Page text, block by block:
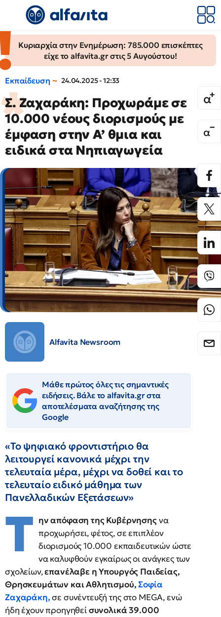
Κυριαρχία στην Ενημέρωση: 785.000 επισκέπτες
είχε το alfavita.gr στις 5 Αυγούστου!
Εκπαίδευση 24.04.2025 - 12:33
Σ. Ζαχαράκη: Προχωράμε σε
10.000 νέους διορισμούς με
έμφαση στην Α’ θμια και
ειδικά στα Νηπιαγωγεία
Alfavita Newsroom
Μάθε πρώτος όλες τις σημαντικές
ειδήσεις. Βάλε το alfavita.gr στα
αποτελέσματα αναζήτησης της
Google
«Το ψηφιακό φροντιστήριο θα
λειτουργεί κανονικά μέχρι την
τελευταία μέρα, μέχρι να δοθεί και το
τελευταίο ειδικό μάθημα των
Πανελλαδικών Εξετάσεων»
Τ ην απόφαση της Κυβέρνησηςνα
προχωρήσει, φέτος, σε επιπλέον
διορισμούς 10.000 εκπαιδευτικών ώστε
να καλυφθούν εγκαίρως οι ανάγκες των
σχολείων,επανέλαβε η Υπουργός Παιδείας,
Θρησκευμάτων και Αθλητισμού,Σοφία
Ζαχαράκη,σε συνέντευξή της στο MEGA, ενώ
ήδη έχουν προηγηθείσυνολικά 39.000